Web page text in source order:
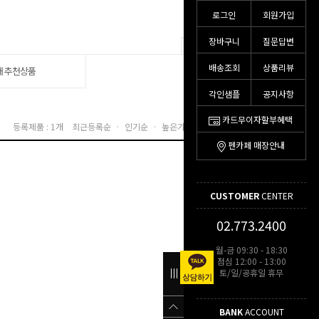
로그인 회원가입
장바구니 질문답변
배송조회 상품리뷰
각인샘플 공지사항
카드무이자할부혜택
펜카페 매장안내
CUSTOMERCENTER
02.773.2400
월-금 09:30 - 18:30
점심 12:00 - 13:00
토/일/공휴일 휴무
BANKACCOUNT
추천상품
등록제품 : 1개 최근등록순 · 인기순 · 높은가격순 · 낮은가격순